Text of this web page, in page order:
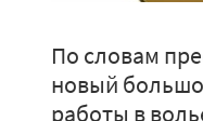
По словам
новый
работы в